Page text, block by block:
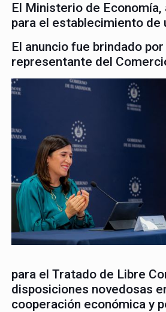
El Ministerio de
para el establecimiento de
El anuncio fue brindado
representante del
para el Tratado de Libre
disposiciones novedosas
cooperación económica y